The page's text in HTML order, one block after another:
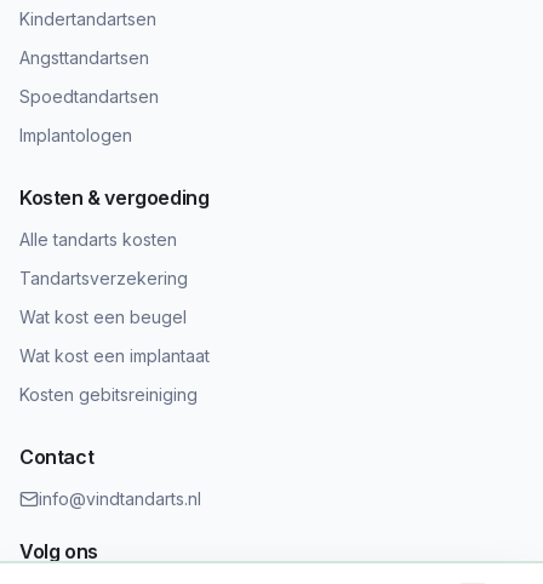
Kindertandartsen
Angsttandartsen
Spoedtandartsen
Implantologen
Kosten & vergoeding
Alle tandarts kosten
Tandartsverzekering
Wat kost een beugel
Wat kost een implantaat
Kosten gebitsreiniging
Contact
info@vindtandarts.nl
Volg ons